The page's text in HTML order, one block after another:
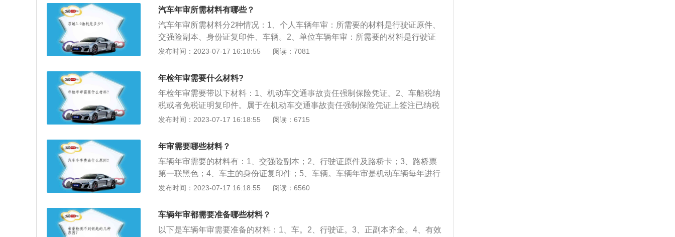
这几样资料，填写年检申请表，去车管所领年检标志即可，并且是每两年一次，
比较省心。2、非免检车：如果车子不满足免检政策，就既要带上车辆又要带上
资料。需要注意的是，去之前先查询交通违章记录，并处理完毕，不然会影响通
过。此外，为保证上线检测通过率，车辆还需到4S店或者修理厂进行检测前的保
养维护。
汽车年审所需材料有哪些？
汽车年审所需材料分2种情况：1、个人车辆年审：所需要的材料是行驶证原件、
交强险副本、身份证复印件、车辆。2、单位车辆年审：所需要的材料是行驶证
原件、交强险副本、代理人身份证复印件、车辆。车辆的年检并没有规定在哪个
完。年检在有效期前三个月内完成，不能超过有效期不办理，否则会进入脱审状
发布时间：2023-07-17 16:18:55 阅读：7081
年检年审需要什么材料?
年检年审需要带以下材料：1、机动车交通事故责任强制保险凭证。2、车船税纳
税或者免税证明复印件。属于在机动车交通事故责任强制保险凭证上签注已纳税
信息的车，提供机动车交通事故责任强制保险凭证。3、机动车安全技术检验合
的车，还应提供《委托核发检验合格标志通知书》原件。6、代理登记人员，还
应提供代理人身份证明和机动车所有人出具的具有法律效力的书面委托书原件。
发布时间：2023-07-17 16:18:55 阅读：6715
年审需要哪些材料？
车辆年审需要的材料有：1、交强险副本；2、行驶证原件及路桥卡；3、路桥票
第一联黑色；4、车主的身份证复印件；5、车辆。车辆年审是机动车辆每年进行
审车时的固定流程，并且是每个车辆都必须要的一项检测，车辆检测可以及时消
测费用、录入信息；3、上线检测；4、领取上线检测结果；5、检查交强险单
据。
发布时间：2023-07-17 16:18:55 阅读：6560
车辆年审都需要准备哪些材料？
以下是车辆年审需要准备的材料：1、车。2、行驶证。3、正副本齐全。4、有效